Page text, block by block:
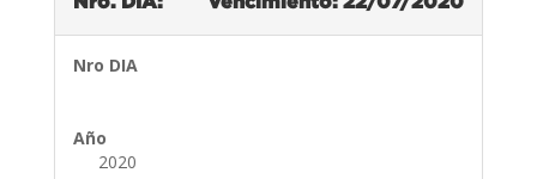
Nro DIA
Año
2020